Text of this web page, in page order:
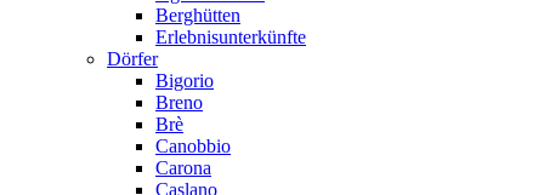
Berghütten
Erlebnisunterkünfte
Dörfer
Bigorio
Breno
Brè
Canobbio
Carona
Caslano